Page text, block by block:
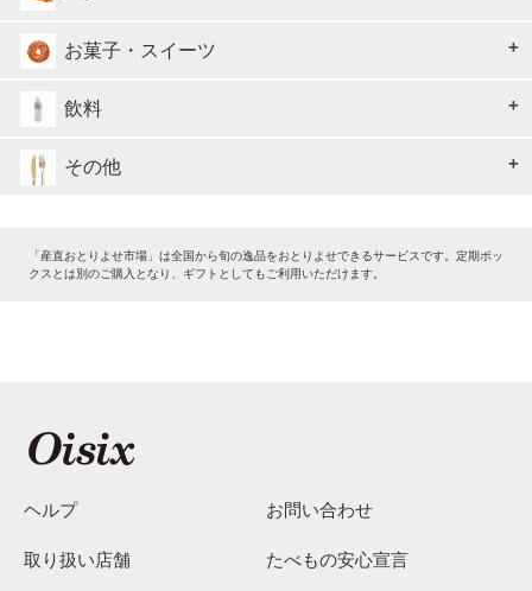
お菓子・スイーツ
飲料
その他
「産直おとりよせ市場」は全国から旬の逸品をおとりよせできるサービスです。定期ボッ
クスとは別のご購入となり、ギフトとしてもご利用いただけます。
ヘルプ お問い合わせ
取り扱い店舗 たべもの安心宣言